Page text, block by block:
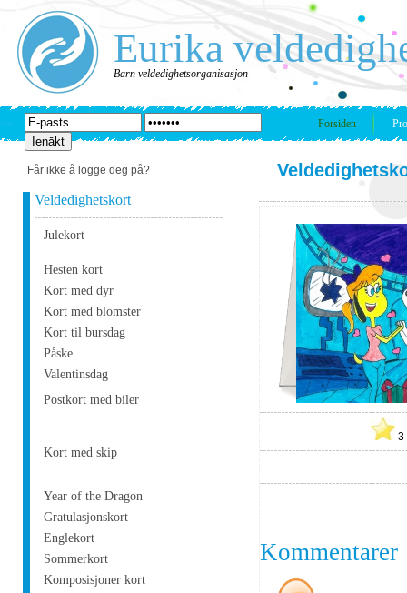
Eurika
Barn veldedighetsorganisasjon
Forsiden
Får ikke å logge deg på?
Veldedighetskort
Julekort
Hesten kort
Kort med dyr
Kort med blomster
Kort til bursdag
Påske
Valentinsdag
Postkort med biler
Kort med skip
Year of the Dragon
Gratulasjonskort
Englekort
Sommerkort
Komposisjoner kort
Kommentarer